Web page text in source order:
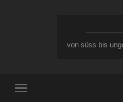
von süss bis
Menü